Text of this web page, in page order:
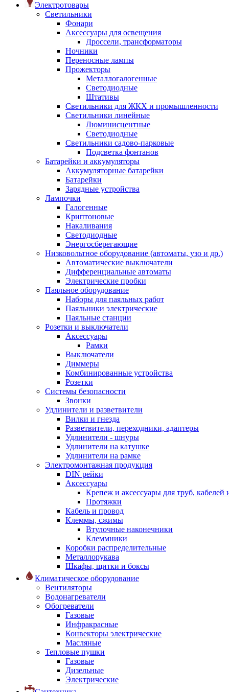
Электротовары
Светильники
Фонари
Аксессуары для освещения
Дроссели, трансформаторы
Ночники
Переносные лампы
Прожекторы
Металлогалогенные
Светодиодные
Штативы
Светильники для ЖКХ и промышленности
Светильники линейные
Люминисцентные
Светодиодные
Светильники садово-парковые
Подсветка фонтанов
Батарейки и аккумуляторы
Аккумуляторные батарейки
Батарейки
Зарядные устройства
Лампочки
Галогенные
Криптоновые
Накаливания
Светодиодные
Энергосберегающие
Низковольтное оборудование (автоматы, узо и др.)
Автоматические выключатели
Дифференциальные автоматы
Электрические пробки
Паяльное оборудование
Наборы для паяльных работ
Паяльники электрические
Паяльные станции
Розетки и выключатели
Аксессуары
Рамки
Выключатели
Диммеры
Комбинированные устройства
Розетки
Системы безопасности
Звонки
Удлинители и разветвители
Вилки и гнезда
Разветвители, переходники, адаптеры
Удлинители - шнуры
Удлинители на катушке
Удлинители на рамке
Электромонтажная продукция
DIN рейки
Аксессуары
Крепеж и аксессуары для труб, кабелей
Протяжки
Кабель и провод
Клеммы, сжимы
Втулочные наконечники
Клеммники
Коробки распределительные
Металлорукава
Шкафы, щитки и боксы
Климатическое оборудование
Вентиляторы
Водонагреватели
Обогреватели
Газовые
Инфракрасные
Конвекторы электрические
Масляные
Тепловые пушки
Газовые
Дизельные
Электрические